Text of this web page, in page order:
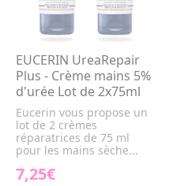
EUCERIN UreaRepair
Plus - Crème mains 5%
d'urée Lot de 2x75ml
Eucerin vous propose un
lot de 2 crèmes
réparatrices de 75 ml
pour les mains sèche...
7,25€